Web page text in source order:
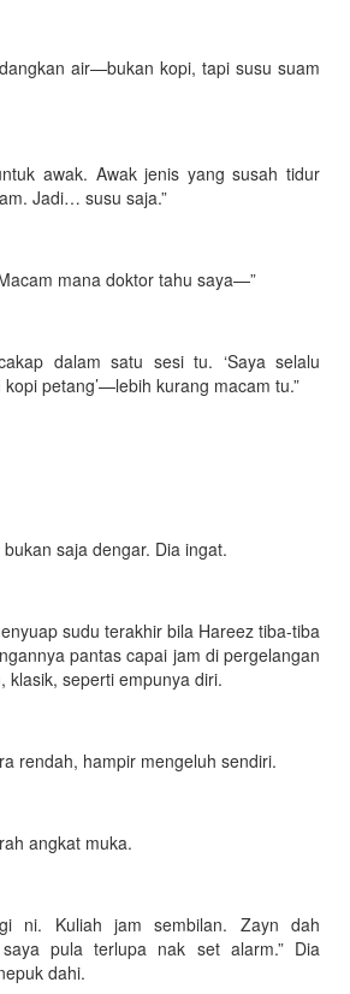
air—bukan kopi, tapi susu suam
awak. Awak jenis yang susah tidur
Jadi… susu saja.”
mana doktor tahu saya—”
dalam satu sesi tu. ‘Saya selalu
petang’—lebih kurang macam tu.”
saja dengar. Dia ingat.
sudu terakhir bila Hareez tiba-tiba
pantas capai jam di pergelangan
klasik, seperti empunya diri.
rendah, hampir mengeluh sendiri.
angkat muka.
ni. Kuliah jam sembilan. Zayn dah
pula terlupa nak set alarm.” Dia
dahi.